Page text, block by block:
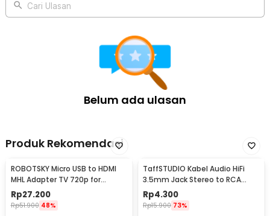
Braided PD 30W 1M - INU53
Cari Ulasan
Belum ada ulasan
Produk Rekomendasi
ROBOTSKY Micro USB to HDMI
MHL Adapter TV 720p for
Smartphone - S2
Rp27.200
Rp51.900 48%
TaffSTUDIO Kabel Audio HiFi
3.5mm Jack Stereo to RCA
Male AUX TPE A 1M - S-PC-521
Rp4.300
Rp15.900 73%